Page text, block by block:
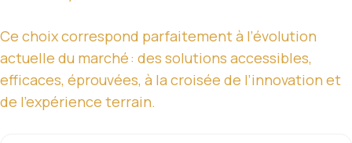
Ce choix correspond parfaitement à l’évolution
actuelle du marché : des solutions accessibles,
efficaces, éprouvées, à la croisée de l’innovation et
de l’expérience terrain.